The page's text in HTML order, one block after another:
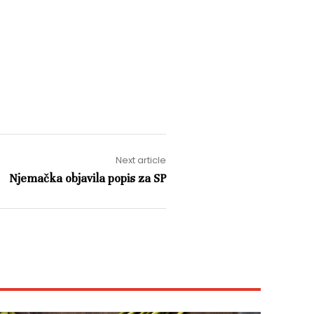
Next article
Njemačka objavila popis za SP